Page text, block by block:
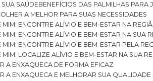
SUA SAÚDE
BENEFÍCIOS DAS PALMILHAS PARA
A MELHOR PARA SUAS NECESSIDADES
MIM: ENCONTRE ALÍVIO E BEM-ESTAR NA
MIM: ENCONTRE ALÍVIO E BEM-ESTAR NA SUA
MIM: ENCONTRE ALÍVIO E BEM-ESTAR PELA
MIM: LOCALIZE ALÍVIO E BEM-ESTAR NA SUA
A ENXAQUECA DE FORMA EFICAZ
A ENXAQUECA E MELHORAR SUA